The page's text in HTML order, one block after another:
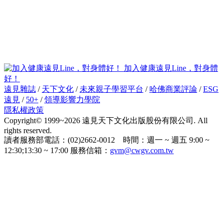
加入健康遠見Line，對身體
好！
遠見雜誌 / 天下文化 / 未來親子學習平台 / 哈佛商業評論 /ESG
遠見 / 50+ /領導影響力學院
隱私權政策
Copyright© 1999~2026 遠見天下文化出版股份有限公司. All
rights reserved.
讀者服務部電話：(02)2662-0012 時間：週一 ~ 週五 9:00 ~
12:30;13:30 ~ 17:00 服務信箱： gvm@cwgv.com.tw